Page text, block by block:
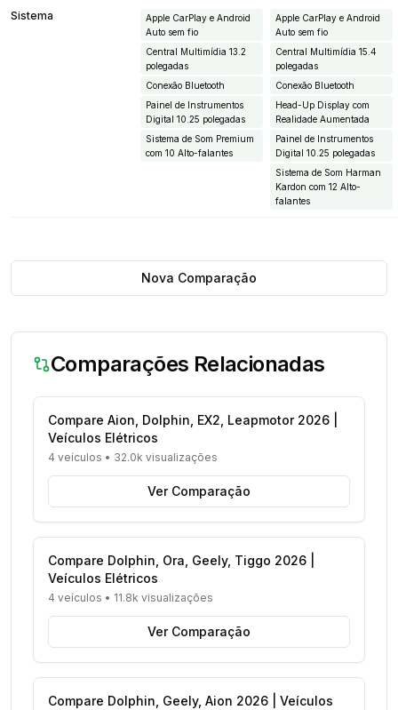
Sistema
Apple CarPlay e Android
Auto sem fio
Central Multimídia 13.2
polegadas
Conexão Bluetooth
Painel de Instrumentos
Digital 10.25 polegadas
Sistema de Som Premium
com 10 Alto-falantes
Apple CarPlay e Android
Auto sem fio
Central Multimídia 15.4
polegadas
Conexão Bluetooth
Head-Up Display com
Realidade Aumentada
Painel de Instrumentos
Digital 10.25 polegadas
Sistema de Som Harman
Kardon com 12 Alto-
falantes
Nova Comparação
Comparações Relacionadas
Compare Aion, Dolphin, EX2, Leapmotor 2026 |
Veículos Elétricos
4 veículos • 32.0k visualizações
Ver Comparação
Compare Dolphin, Ora, Geely, Tiggo 2026 |
Veículos Elétricos
4 veículos • 11.8k visualizações
Ver Comparação
Compare Dolphin, Geely, Aion 2026 | Veículos